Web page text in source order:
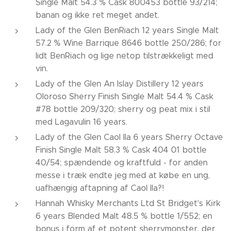
Single Malt 54.3 % Cask 800453 bottle 93/214;
banan og ikke ret meget andet.
Lady of the Glen BenRiach 12 years Single Malt
57.2 % Wine Barrique 8646 bottle 250/286; for
lidt BenRiach og lige netop tilstrækkeligt med
vin.
Lady of the Glen An Islay Distillery 12 years
Oloroso Sherry Finish Single Malt 54.4 % Cask
#78 bottle 209/320; sherry og peat mix i stil
med Lagavulin 16 years.
Lady of the Glen Caol Ila 6 years Sherry Octave
Finish Single Malt 58.3 % Cask 404 01 bottle
40/54; spændende og kraftfuld - for anden
messe i træk endte jeg med at købe en ung,
uafhængig aftapning af Caol Ila?!
Hannah Whisky Merchants Ltd St Bridget's Kirk
6 years Blended Malt 48.5 % bottle 1/552; en
bonus i form af et potent sherrymonster, der